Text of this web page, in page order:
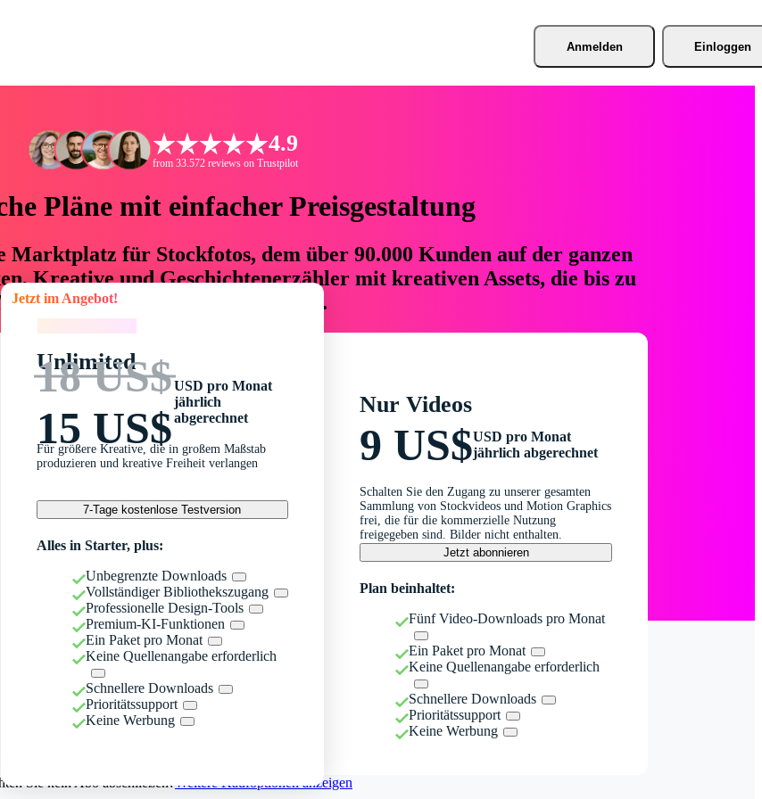
Anmelden Einloggen
4.9
from 33.572 reviews on Trustpilot
Pläne mit einfacher Preisgestaltung
Marktplatz für Stockfotos, dem über 90.000 Kunden auf der ganzen
Kreative und Geschichtenerzähler mit kreativen Assets, die bis zu
76 % an Zeit und Budget einsparen.
Jetzt im Angebot!
Unlimited
18 US$
15 US$
USD pro Monat
jährlich
abgerechnet
Für größere Kreative, die in großem Maßstab
produzieren und kreative Freiheit verlangen
7-Tage kostenlose Testversion
Alles in Starter, plus:
Unbegrenzte Downloads
Vollständiger Bibliothekszugang
Professionelle Design-Tools
Premium-KI-Funktionen
Ein Paket pro Monat
Keine Quellenangabe erforderlich
Schnellere Downloads
Prioritätssupport
Keine Werbung
Nur Videos
9 US$USD pro Monat
jährlich abgerechnet
Schalten Sie den Zugang zu unserer gesamten
Sammlung von Stockvideos und Motion Graphics
frei, die für die kommerzielle Nutzung
freigegeben sind. Bilder nicht enthalten.
Jetzt abonnieren
Plan beinhaltet:
Fünf Video-Downloads pro Monat
Ein Paket pro Monat
Keine Quellenangabe erforderlich
Schnellere Downloads
Prioritätssupport
Keine Werbung
Sie kein Abo abschließen?Weitere Kaufoptionen anzeigen